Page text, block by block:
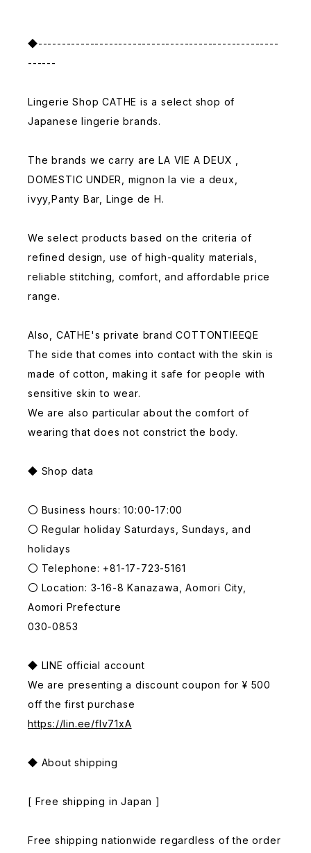
◆---------------------------------------------------
------
Lingerie Shop CATHE is a select shop of
Japanese lingerie brands.
The brands we carry are LA VIE A DEUX ,
DOMESTIC UNDER, mignon la vie a deux,
ivyy,Panty Bar, Linge de H.
We select products based on the criteria of
refined design, use of high-quality materials,
reliable stitching, comfort, and affordable price
range.
Also, CATHE's private brand COTTONTIEEQE
The side that comes into contact with the skin is
made of cotton, making it safe for people with
sensitive skin to wear.
We are also particular about the comfort of
wearing that does not constrict the body.
◆ Shop data
〇 Business hours: 10:00-17:00
〇 Regular holiday Saturdays, Sundays, and
holidays
〇 Telephone: +81-17-723-5161
〇 Location: 3-16-8 Kanazawa, Aomori City,
Aomori Prefecture
030-0853
◆ LINE official account
We are presenting a discount coupon for ¥ 500
off the first purchase
https://lin.ee/fIv71xA
◆ About shipping
[ Free shipping in Japan ]
Free shipping nationwide regardless of the order